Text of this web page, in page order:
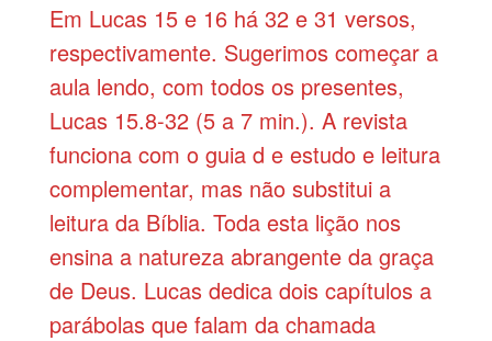
Em Lucas 15 e 16 há 32 e 31 versos,
respectivamente. Sugerimos começar a
aula lendo, com todos os presentes,
Lucas 15.8-32 (5 a 7 min.). A revista
funciona com o guia d e estudo e leitura
complementar, mas não substitui a
leitura da Bíblia. Toda esta lição nos
ensina a natureza abrangente da graça
de Deus. Lucas dedica dois capítulos a
parábolas que falam da chamada